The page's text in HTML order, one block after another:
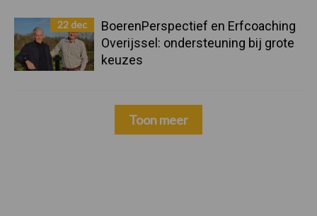
22 dec
BoerenPerspectief en Erfcoaching
Overijssel: ondersteuning bij grote
keuzes
Toon meer